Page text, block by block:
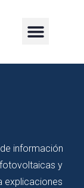
información
y
explicaciones